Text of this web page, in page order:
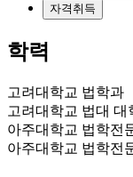
자격취득
학력
고려대학교 법학과
고려대학교 법대
아주대학교 법학전
아주대학교 법학전